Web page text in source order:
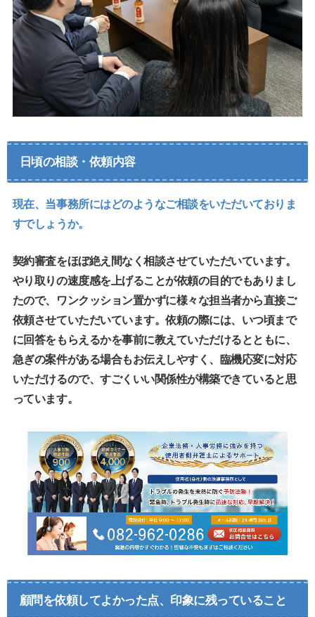
日頃の相談・依頼内容
現在、当事務所にはどのようなご相談をいただいておりま
すでしょうか。
契約審査をほぼ絶え間なく相談させていただいています。
やり取りの速度感を上げることが依頼の目的でもありまし
たので、ワンクッション置かずに様々な担当者から直接ご
依頼させていただいています。依頼の際には、いつ頃まで
に回答をもらえるかを事前に教えていただけるとともに、
急ぎの案件がある場合もお伝えしやすく、臨機応変に対応
いただけるので、すごくいい関係性が構築できていると思
っています。
顧問を依頼してよかった点、印象に残っていること